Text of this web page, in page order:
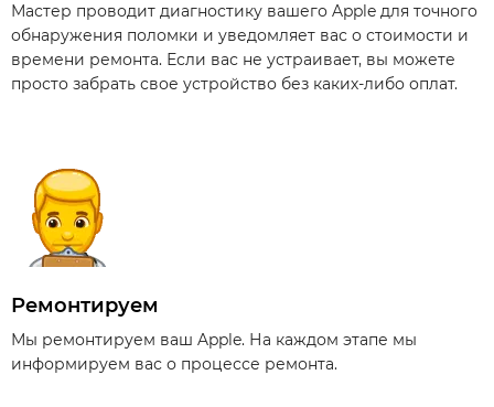
Мастер проводит диагностику вашего Apple для точного
обнаружения поломки и уведомляет вас о стоимости и
времени ремонта. Если вас не устраивает, вы можете
просто забрать свое устройство без каких-либо оплат.
Ремонтируем
Мы ремонтируем ваш Apple. На каждом этапе мы
информируем вас о процессе ремонта.